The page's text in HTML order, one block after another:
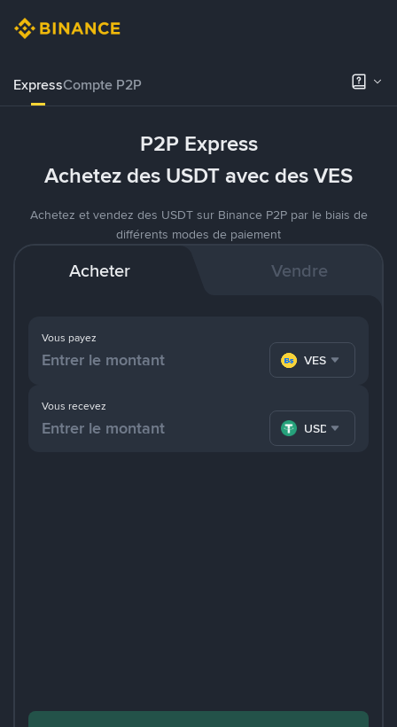
ExpressCompte P2P
P2P Express
Achetez des USDT avec des VES
Achetez et vendez des USDT sur Binance P2P par le biais de
différents modes de paiement
Acheter Vendre
Vous payez
VES
Vous recevez
USDT